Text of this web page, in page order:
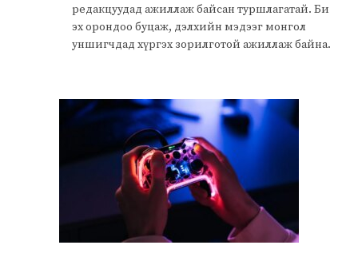
редакцуудад ажиллаж байсан туршлагатай. Би
эх орондоо буцаж, дэлхийн мэдээг монгол
уншигчдад хүргэх зорилготой ажиллаж байна.